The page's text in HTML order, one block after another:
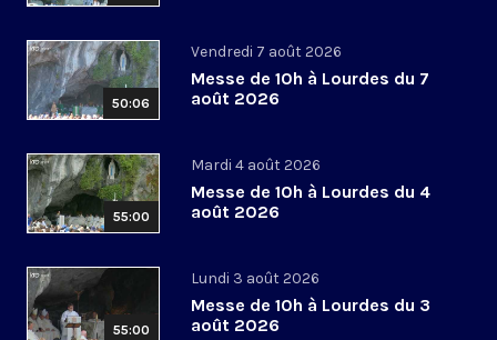
50:06
Vendredi 7 août 2026
Messe de 10h à Lourdes du 7
août 2026
55:00
Mardi 4 août 2026
Messe de 10h à Lourdes du 4
août 2026
55:00
Lundi 3 août 2026
Messe de 10h à Lourdes du 3
août 2026